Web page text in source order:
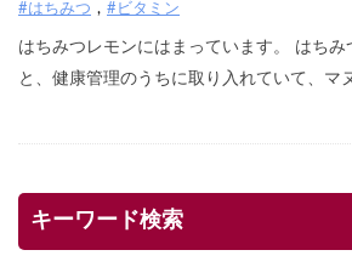
#はちみつ #ビタミン
はちみつレモンにはまっています。 はちみ
と、健康管理のうちに取り入れていて、マ
キーワード検索